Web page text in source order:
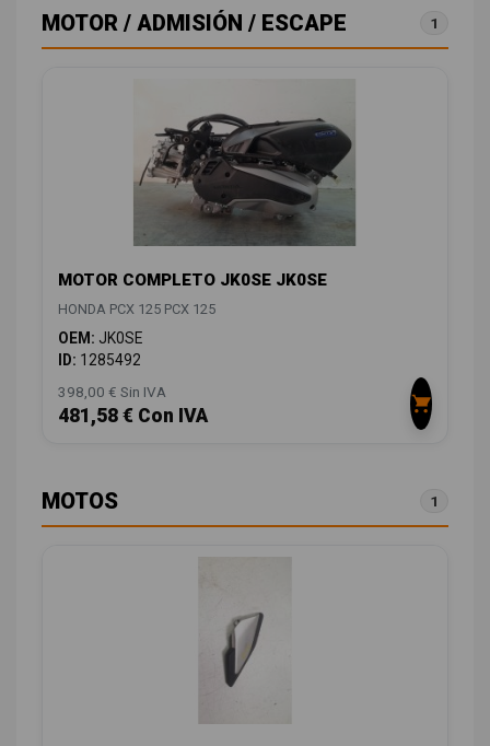
MOTOR / ADMISIÓN / ESCAPE 1
MOTOR COMPLETO JK0SE JK0SE
HONDA PCX 125 PCX 125
OEM: JK0SE
ID: 1285492
398,00 € Sin IVA
481,58 € Con IVA
MOTOS 1